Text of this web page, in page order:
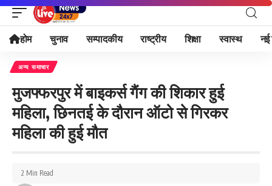
होम चुनाव सम्पादकीय राष्ट्रीय शिक्षा स्वास्थ नई
अन्य समाचार
मुजफ्फरपुर में बाइकर्स गैंग की शिकार हुई
महिला, छिनतई के दौरान ऑटो से गिरकर
महिला की हुई मौत
2 Min Read